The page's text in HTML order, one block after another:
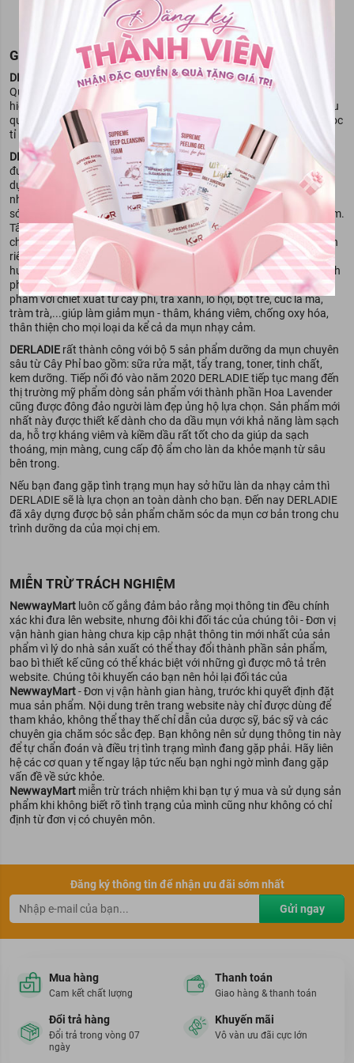
GIỚI THIỆU VỀ THƯƠNG HIỆU
DERLADIE
là thương hiệu mỹ phẩm chăm sóc da mặt đến từ Hàn
Quốc. Với hơn 10 năm kinh nghiệm DERLADIE đã tạo nên thương
hiệu cho mình bằng những sản phẩm ngăn ngừa mụn nổi tiếng hiệu
quả với thành phấn chiết xuất từ thiên nhiên, lành tính, được chắt lọc
tỉ mỉ qua từng công đoạn trong từng sản phẩm.
DERLADIE
từng gây sốt cộng đồng làm đẹp và tiếng vang lớn khi
được hàng loạt những người nổi tiếng phản hồi tích cực sau khi sử
dụng như Hoa Hậu Hương Giang Idol, ca sĩ Ngô Kiến Huy. Sau
những nhận xét hài lòng của đông đảo các người đẹp, bộ đôi chăm
sóc da mặt từ cây phỉ trở thành hiện tượng của cộng đồng mỹ phẩm.
Tẩy trang và nước hoa hồng chiết xuất cây phỉ cũng chính là bộ đôi
chăm sóc da nổi tiếng và được tìm kiếm trên khắp trang mạng dành
riêng cho làn da mụn nhạy cảm. Trong những năm gần đây, xu
hướng tiêu dùng mỹ phẩm của phụ nữ Việt rất ưa chuộng các thành
phần tự nhiên, thấu hiểu điều đó DERLADIE đã mang lại những sản
phẩm với chiết xuất từ cây phỉ, trà xanh, lô hội, bột tre, cúc la mã,
tràm trà,...giúp làm giảm mụn - thâm, kháng viêm, chống oxy hóa,
thân thiện cho mọi loại da kể cả da mụn nhạy cảm.
DERLADIE rất thành công với bộ 5 sản phẩm dưỡng da mụn chuyên
sâu từ Cây Phỉ bao gồm: sữa rửa mặt, tẩy trang, toner, tinh chất,
kem dưỡng. Tiếp nối đó vào năm 2020 DERLADIE tiếp tục mang đến
thị trường mỹ phẩm dòng sản phẩm với thành phần Hoa Lavender
cũng được đông đảo người làm đẹp ủng hộ lựa chọn. Sản phẩm mới
nhất này được thiết kế dành cho da dầu mụn với khả năng làm sạch
da, hỗ trợ kháng viêm và kiềm dầu rất tốt cho da giúp da sạch
thoáng, mịn màng, cung cấp độ ẩm cho làn da khỏe mạnh từ sâu
bên trong.
Nếu bạn đang gặp tình trạng mụn hay sở hữu làn da nhạy cảm thì
DERLADIE sẽ là lựa chọn an toàn dành cho bạn. Đến nay DERLADIE
đã xây dựng được bộ sản phẩm chăm sóc da mụn cơ bản trong chu
trình dưỡng da của mọi chị em.
MIỄN TRỪ TRÁCH NGHIỆM
NewwayMart luôn cố gắng đảm bảo rằng mọi thông tin đều chính
xác khi đưa lên website, nhưng đôi khi đối tác của chúng tôi - Đơn vị
vận hành gian hàng chưa kịp cập nhật thông tin mới nhất của sản
phẩm vì lý do nhà sản xuất có thể thay đổi thành phần sản phẩm,
bao bì thiết kế cũng có thể khác biệt với những gì được mô tả trên
website. Chúng tôi khuyến cáo bạn nên hỏi lại đối tác của
NewwayMart- Đơn vị vận hành gian hàng, trước khi quyết định đặt
mua sản phẩm. Nội dung trên trang website này chỉ được dùng để
tham khảo, không thể thay thế chỉ dẫn của dược sỹ, bác sỹ và các
chuyên gia chăm sóc sắc đẹp. Bạn không nên sử dụng thông tin này
để tự chẩn đoán và điều trị tình trạng mình đang gặp phải. Hãy liên
hệ các cơ quan y tế ngay lập tức nếu bạn nghi ngờ mình đang gặp
vấn đề về sức khỏe.
NewwayMart miễn trừ trách nhiệm khi bạn tự ý mua và sử dụng sản
phẩm khi không biết rõ tình trạng của mình cũng như không có chỉ
định từ đơn vị có chuyên môn.
Đăng ký thông tin để nhận ưu đãi sớm nhất
Gửi ngay
Mua hàng
Cam kết chất lượng
Thanh toán
Giao hàng & thanh toán
Đổi trả hàng
Đổi trả trong vòng 07
ngày
Khuyến mãi
Vô vàn ưu đãi cực lớn